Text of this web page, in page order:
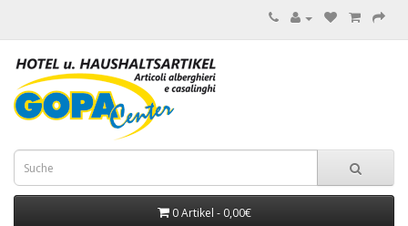
0 Artikel - 0,00€